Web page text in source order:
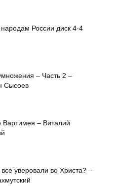
России диск 4-4
– Часть 2 –
Сысоев
Вартимея – Виталий
уверовали во Христа? –